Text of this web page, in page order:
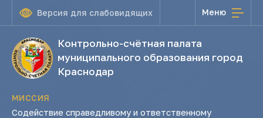
Версия для слабовидящих Меню
Контрольно-счётная палата
муниципального образования город
Краснодар
МИССИЯ
Содействие справедливому и ответственному